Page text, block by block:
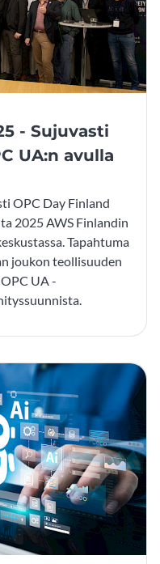
- Sujuvasti
UA:n avulla
OPC Day Finland
2025 AWS Finlandin
Tapahtuma
joukon teollisuuden
UA -